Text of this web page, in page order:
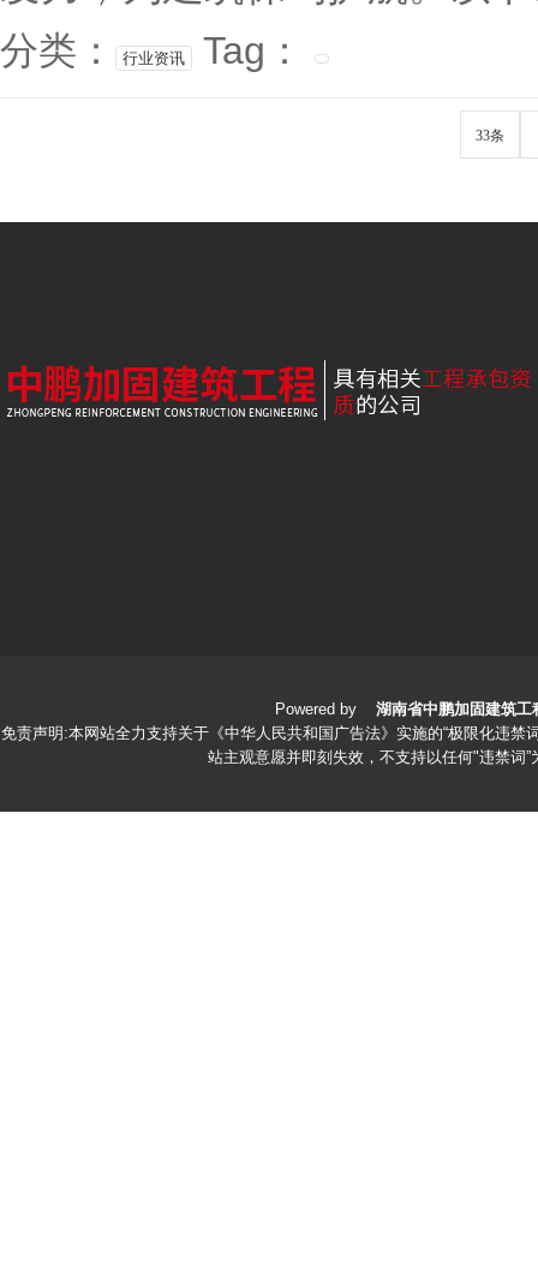
分类： 行业资讯 Tag：
33条
Powered by 湖南省中鹏加固建筑工
免责声明:本网站全力支持关于《中华人民共和国广告法》实施的“极限化违禁
站主观意愿并即刻失效，不支持以任何"违禁词